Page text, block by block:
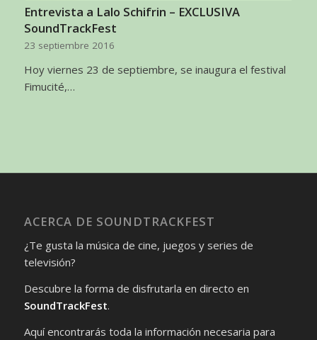
Entrevista a Lalo Schifrin – EXCLUSIVA
SoundTrackFest
23 septiembre 2016
Hoy viernes 23 de septiembre, se inaugura el festival
Fimucité,…
ACERCA DE SOUNDTRACKFEST
¿Te gusta la música de cine, juegos y series de
televisión?
Descubre la forma de disfrutarla en directo en
SoundTrackFest.
Aquí encontrarás toda la información necesaria para